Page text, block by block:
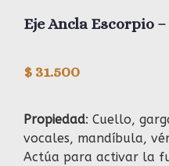
Eje Ancla Escorpio
$ 31.500
Propiedad: Cuello,
vocales, mandíbula,
Actúa para activar la